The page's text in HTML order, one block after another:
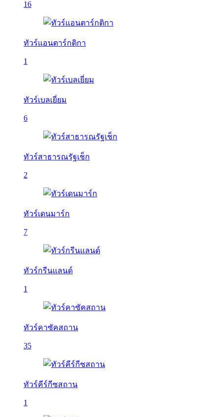
16
ทัวร์แอนตาร์กติกา
1
ทัวร์เบลเยี่ยม
6
ทัวร์สาธารณรัฐเช็ก
2
ทัวร์เดนมาร์ก
7
ทัวร์กรีนแลนด์
1
ทัวร์คาซัคสถาน
35
ทัวร์คีร์กีซสถาน
1